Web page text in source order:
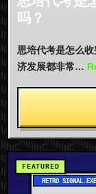
吗？
思培代考是怎么
济发展都非常…